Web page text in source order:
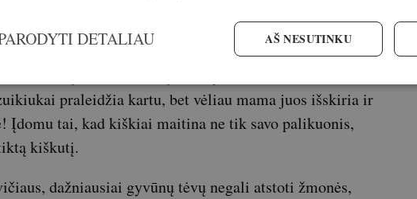
iš natūralių gynybos priemonių, apsaugančių jaunus
savo jauniklius žolėje ir grįžta tik pamaitinti.
praleidžia kartu, bet vėliau mama juos išskiria ir
Įdomu tai, kad kiškiai maitina ne tik savo palikuonis,
kiškutį.
dažniausiai gyvūnų tėvų negali atstoti žmonės,
AŠ NESUTINKU
DETALIAU